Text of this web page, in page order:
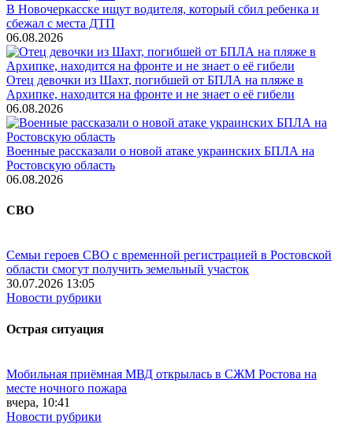
В Новочеркасске ищут водителя, который сбил ребенка и
сбежал с места ДТП
06.08.2026
Отец девочки из Шахт, погибшей от БПЛА на пляже в
Архипке, находится на фронте и не знает о её гибели
06.08.2026
Военные рассказали о новой атаке украинских БПЛА на
Ростовскую область
06.08.2026
СВО
Семьи героев СВО с временной регистрацией в Ростовской
области смогут получить земельный участок
30.07.2026 13:05
Новости рубрики
Острая ситуация
Мобильная приёмная МВД открылась в СЖМ Ростова на
месте ночного пожара
вчера, 10:41
Новости рубрики